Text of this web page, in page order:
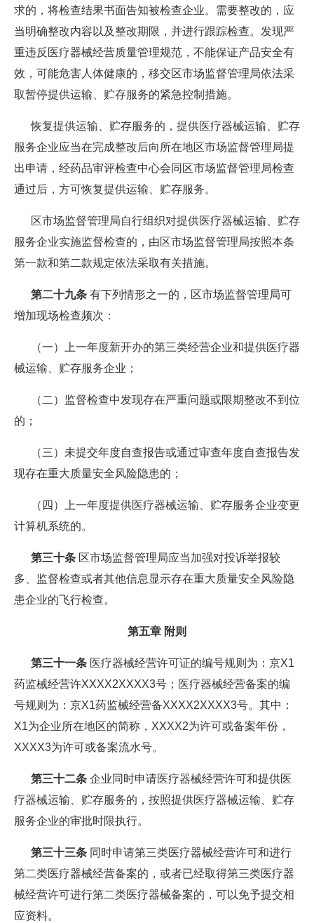
求的，将检查结果书面告知被检查企业。需要整改的，应
当明确整改内容以及整改期限，并进行跟踪检查。发现严
重违反医疗器械经营质量管理规范，不能保证产品安全有
效，可能危害人体健康的，移交区市场监督管理局依法采
取暂停提供运输、贮存服务的紧急控制措施。
恢复提供运输、贮存服务的，提供医疗器械运输、贮存
服务企业应当在完成整改后向所在地区市场监督管理局提
出申请，经药品审评检查中心会同区市场监督管理局检查
通过后，方可恢复提供运输、贮存服务。
区市场监督管理局自行组织对提供医疗器械运输、贮存
服务企业实施监督检查的，由区市场监督管理局按照本条
第一款和第二款规定依法采取有关措施。
第二十九条 有下列情形之一的，区市场监督管理局可
增加现场检查频次：
（一）上一年度新开办的第三类经营企业和提供医疗器
械运输、贮存服务企业；
（二）监督检查中发现存在严重问题或限期整改不到位
的；
（三）未提交年度自查报告或通过审查年度自查报告发
现存在重大质量安全风险隐患的；
（四）上一年度提供医疗器械运输、贮存服务企业变更
计算机系统的。
第三十条 区市场监督管理局应当加强对投诉举报较
多、监督检查或者其他信息显示存在重大质量安全风险隐
患企业的飞行检查。
第五章 附则
第三十一条 医疗器械经营许可证的编号规则为：京X1
药监械经营许XXXX2XXXX3号；医疗器械经营备案的编
号规则为：京X1药监械经营备XXXX2XXXX3号。其中：
X1为企业所在地区的简称，XXXX2为许可或备案年份，
XXXX3为许可或备案流水号。
第三十二条 企业同时申请医疗器械经营许可和提供医
疗器械运输、贮存服务的，按照提供医疗器械运输、贮存
服务企业的审批时限执行。
第三十三条 同时申请第三类医疗器械经营许可和进行
第二类医疗器械经营备案的，或者已经取得第三类医疗器
械经营许可进行第二类医疗器械备案的，可以免予提交相
应资料。